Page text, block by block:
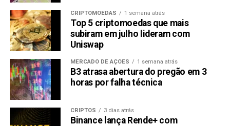
CRIPTOMOEDAS 1 semana atrás
Top 5 criptomoedas que mais
subiram em julho lideram com
Uniswap
MERCADO DE AÇÕES 1 semana atrás
B3 atrasa abertura do pregão em 3
horas por falha técnica
CRIPTOS 3 dias atrás
Binance lança Rende+ com